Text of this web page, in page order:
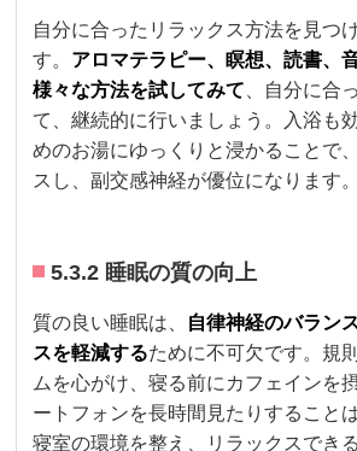
自分に合ったリラックス方法を見つ
す。 アロマテラピー、瞑想、読書、
様々な方法を試してみて 、自分に合
て、継続的に行いましょう。入浴も
めのお湯にゆっくりと浸かることで
スし、副交感神経が優位になります。
5.3.2 睡眠の質の向上
質の良い睡眠は、
自律神経のバラン
スを軽減するために不可欠です。規
ムを心がけ、寝る前にカフェインを
ートフォンを長時間見たりすること
寝室の環境を整え、リラックスでき